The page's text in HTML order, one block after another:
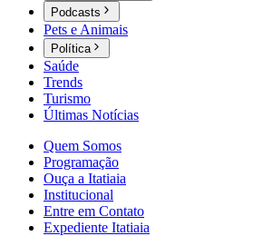
Podcasts
Pets e Animais
Política
Saúde
Trends
Turismo
Últimas Notícias
Quem Somos
Programação
Ouça a Itatiaia
Institucional
Entre em Contato
Expediente Itatiaia